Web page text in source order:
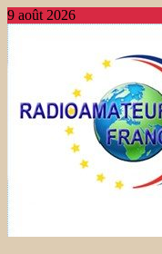
9 août 2026